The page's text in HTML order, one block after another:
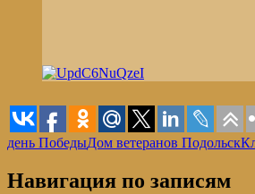
день ПобедыДом ветеранов Подольск
Навигация по записям